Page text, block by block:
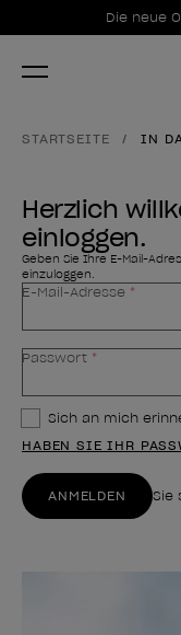
Die neue
Item 1 of 1
STARTSEITE IN
Herzlich
einloggen.
Geben Sie Ihre E-Mail-
einzuloggen.
E-Mail-Adresse
Passwort
Ihr Passwort ist
Sich an mich
HABEN SIE IHR
ANMELDEN Sie